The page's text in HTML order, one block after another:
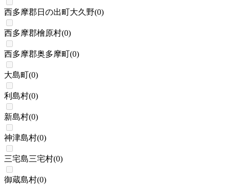
西多摩郡日の出町大久野(0)
西多摩郡檜原村(0)
西多摩郡奥多摩町(0)
大島町(0)
利島村(0)
新島村(0)
神津島村(0)
三宅島三宅村(0)
御蔵島村(0)